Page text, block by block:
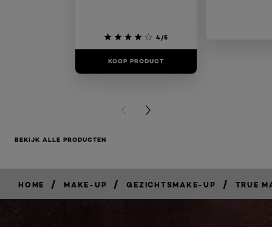
4/5
KOOP PRODUCT
PREVIOUS CARD
NEXT CARD
BEKIJK ALLE PRODUCTEN
HOME / MAKE-UP / GEZICHTSMAKE-UP / TRUE